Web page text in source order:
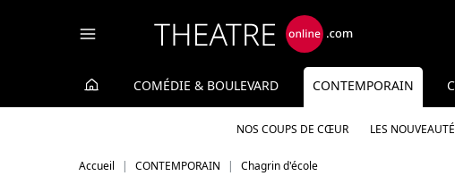
COMÉDIE & BOULEVARD CONTEMPORAIN
NOS COUPS DE CŒUR LES
Accueil CONTEMPORAIN Chagrin d'école